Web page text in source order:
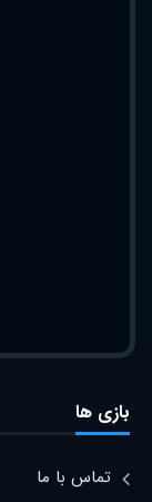
بازی ها
تماس با ما